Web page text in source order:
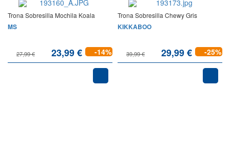
Trona Sobresilla Mochila Koala
MS
27,99 € 23,99 € -14%
Trona Sobresilla Chewy Gris
KIKKABOO
39,99 € 29,99 € -25%